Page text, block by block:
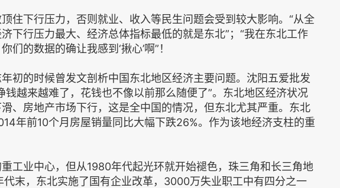
住下行压力，否则就业、收入等民生问题会受到较大影响。“从全
下行压力最大、经济总体指标最低的就是东北”；“我在东北工作
们的数据的确让我感到‘揪心’啊”！
初的时候曾发文剖析中国东北地区经济主要问题。沈阳五爱批发
钱越来越难了，花钱也不像以前那么随便了”。东北地区经济状况
、房地产市场下行，这是全中国的情况，但东北尤其严重。东北
年前10个月房屋销量同比大幅下跌26%。作为该地经济支柱的重
工业中心，但从1980年代起光环就开始褪色，珠三角和长三角地
代末，东北实施了国有企业改革，3000万失业职工中有四分之一